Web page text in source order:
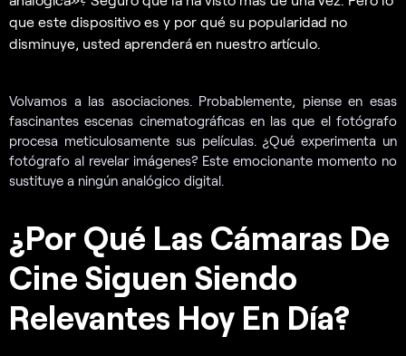
que este dispositivo es y por qué su popularidad no
disminuye, usted aprenderá en nuestro artículo.
Volvamos a las asociaciones. Probablemente, piense en esas
fascinantes escenas cinematográficas en las que el fotógrafo
procesa meticulosamente sus películas. ¿Qué experimenta un
fotógrafo al revelar imágenes? Este emocionante momento no
sustituye a ningún analógico digital.
¿Por Qué Las Cámaras De
Cine Siguen Siendo
Relevantes Hoy En Día?